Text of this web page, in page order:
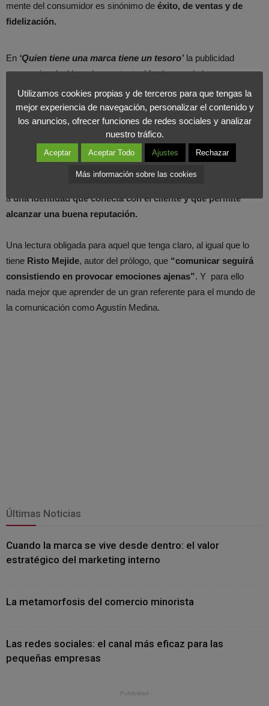
mente del consumidor es sinónimo de éxito, de ventas y de
fidelización.
En ‘Quien tiene una marca tiene un tesoro’la publicidad
convencional, el branden content, el fenómeno de las marcas
blancas, la sensibilidad social o el valor de una marca personal
son algunos de los temas tratados por su autor,Agustín Medina,
miembro del consejo asesor y profesor de la escuela
Internacional de Comunicación (EIC) y experto en marketing,
destacando su labor como creativo en numerosas agencias de
auna identidad que conecta con el cliente y que permite
alcanzar una buena reputación.
Una lectura obligada para aquel que tenga claro, al igual que lo
tiene Risto Mejide, autor del prólogo, que “comunicar seguirá
consistiendo en provocar emociones ajenas”. Y para ello
nada mejor que aprender de un gran referente para el mundo de
la comunicación como Agustín Medina.
Últimas Noticias
Cuando la marca se vive desde dentro: el valor
estratégico del marketing interno
La metamorfosis del comercio minorista
Las redes sociales: el canal más eficaz para las
pequeñas empresas
- Publicidad -
Utilizamos cookies propias y de terceros para que tengas la
mejor experiencia de navegación, personalizar el contenido y
los anuncios, ofrecer funciones de redes sociales y analizar
nuestro tráfico.
Aceptar Aceptar Todo Ajustes Rechazar
Más información sobre las cookies